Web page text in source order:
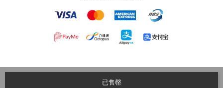
已售罄